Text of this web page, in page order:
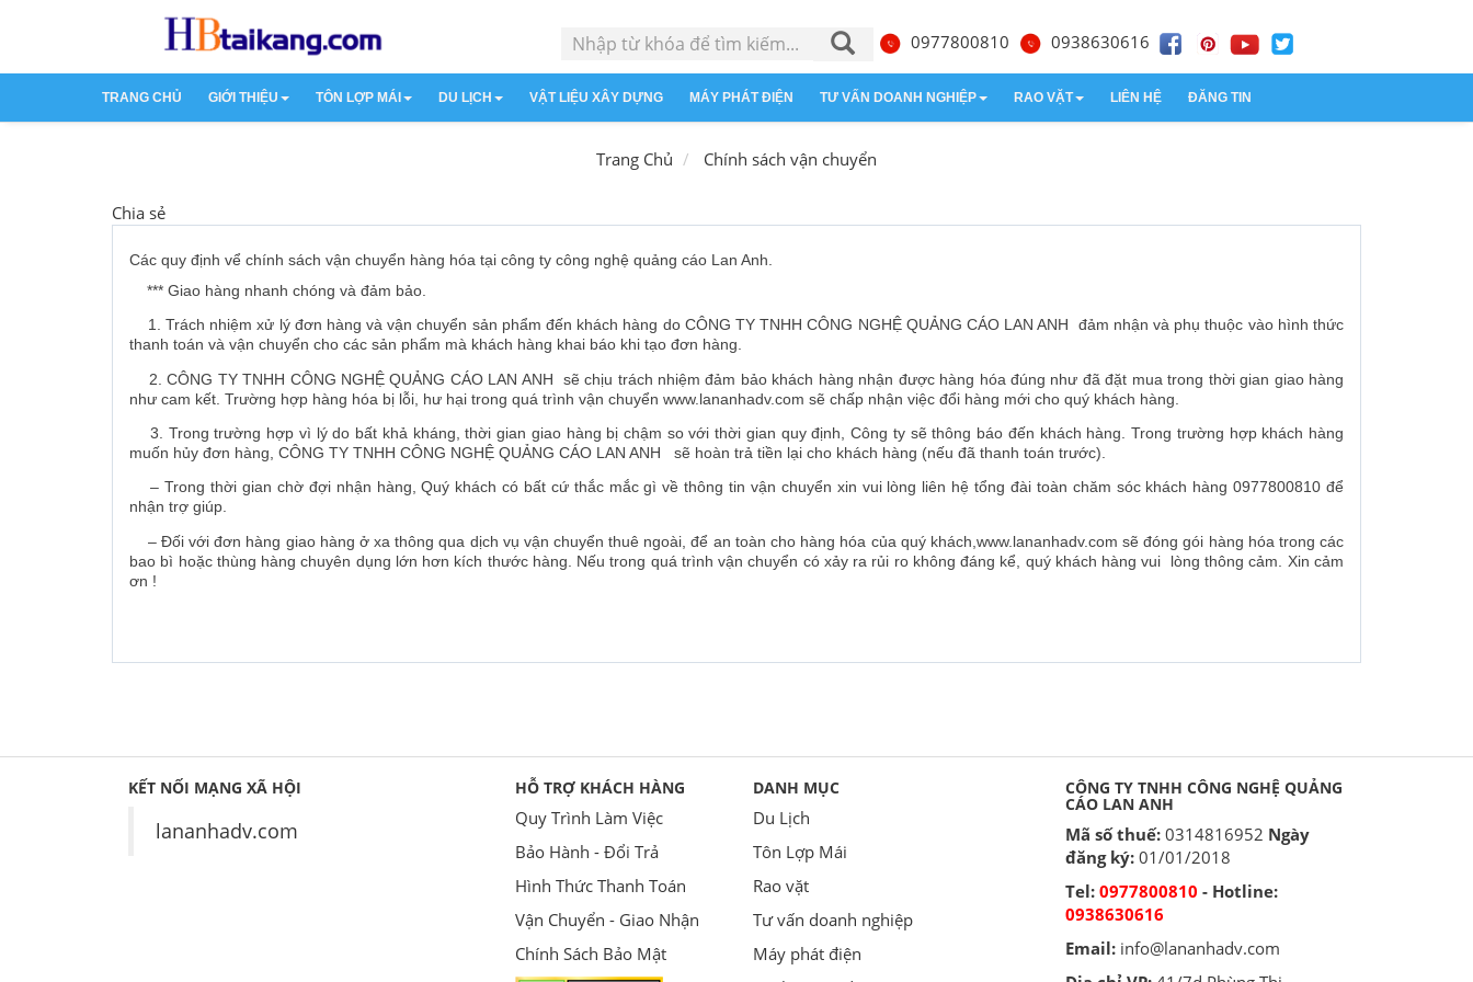
0977800810 0938630616
TRANG CHỦ GIỚI THIỆU
Về năng lực
TÔN LỢP MÁI
Tôn Cách Nhiệt
DU LỊCH
Du Lịch Trong Nước Du Lịch Nước Ngoài
VẬT LIỆU XÂY DỰNG MÁY PHÁT ĐIỆN TƯ VẤN DOANH NGHIỆP
Thành lập doanh nghiệp
Bao bì
RAO VẶT LIÊN HỆ ĐĂNG TIN
Trang Chủ Chính sách vận chuyển
Chia sẻ
Các quy định vể chính sách vận chuyển hàng hóa tại công ty công nghệ quảng cáo Lan Anh.
*** Giao hàng nhanh chóng và đảm bảo.
1. Trách nhiệm xử lý đơn hàng và vận chuyển sản phẩm đến khách hàng do CÔNG TY TNHH CÔNG NGHỆ QUẢNG CÁO LAN ANH đảm nhận và phụ thuộc vào hình thức
thanh toán và vận chuyển cho các sản phẩm mà khách hàng khai báo khi tạo đơn hàng.
2. CÔNG TY TNHH CÔNG NGHỆ QUẢNG CÁO LAN ANH sẽ chịu trách nhiệm đảm bảo khách hàng nhận được hàng hóa đúng như đã đặt mua trong thời gian giao hàng
như cam kết. Trường hợp hàng hóa bị lỗi, hư hại trong quá trình vận chuyển www.lananhadv.com sẽ chấp nhận việc đổi hàng mới cho quý khách hàng.
3. Trong trường hợp vì lý do bất khả kháng, thời gian giao hàng bị chậm so với thời gian quy định, Công ty sẽ thông báo đến khách hàng. Trong trường hợp khách hàng
muốn hủy đơn hàng, CÔNG TY TNHH CÔNG NGHỆ QUẢNG CÁO LAN ANH sẽ hoàn trả tiền lại cho khách hàng (nếu đã thanh toán trước).
– Trong thời gian chờ đợi nhận hàng, Quý khách có bất cứ thắc mắc gì về thông tin vận chuyển xin vui lòng liên hệ tổng đài toàn chăm sóc khách hàng 0977800810 để
nhận trợ giúp.
– Đối với đơn hàng giao hàng ở xa thông qua dịch vụ vận chuyển thuê ngoài, để an toàn cho hàng hóa của quý khách,www.lananhadv.com sẽ đóng gói hàng hóa trong các
bao bì hoặc thùng hàng chuyên dụng lớn hơn kích thước hàng. Nếu trong quá trình vận chuyển có xảy ra rủi ro không đáng kể, quý khách hàng vui lòng thông cảm. Xin cảm
ơn !
KẾT NỐI MẠNG XÃ HỘI
lananhadv.com
HỖ TRỢ KHÁCH HÀNG
Quy Trình Làm Việc
Bảo Hành - Đổi Trả
Hình Thức Thanh Toán
Vận Chuyển - Giao Nhận
Chính Sách Bảo Mật
DANH MỤC
Du Lịch
Tôn Lợp Mái
Rao vặt
Tư vấn doanh nghiệp
Máy phát điện
CÔNG TY TNHH CÔNG NGHỆ QUẢNG
CÁO LAN ANH
Mã số thuế: 0314816952 Ngày
đăng ký: 01/01/2018
Tel: 0977800810 - Hotline:
0938630616
Email: info@lananhadv.com